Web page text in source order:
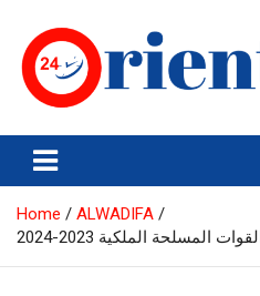
content
Orientation24
Emploi et Orientation au Maroc
Home
ALWADIFA
المسلحة الملكية 2023-2024